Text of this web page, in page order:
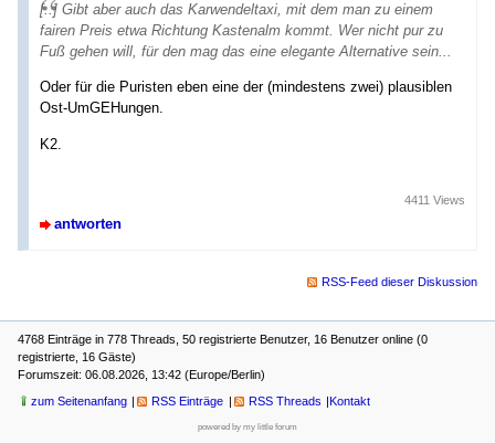
[..] Gibt aber auch das Karwendeltaxi, mit dem man zu einem
fairen Preis etwa Richtung Kastenalm kommt. Wer nicht pur zu
Fuß gehen will, für den mag das eine elegante Alternative sein...
Oder für die Puristen eben eine der (mindestens zwei) plausiblen
Ost-UmGEHungen.
K2.
antworten
4411 Views
RSS-Feed dieser Diskussion
4768 Einträge in 778 Threads, 50 registrierte Benutzer, 16 Benutzer online (0
registrierte, 16 Gäste)
Forumszeit: 06.08.2026, 13:42 (Europe/Berlin)
zum Seitenanfang RSS Einträge RSS Threads Kontakt
powered by my little forum